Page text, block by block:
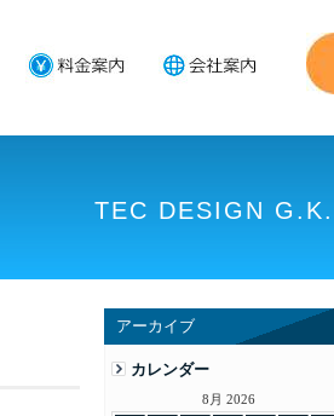
TEC DESIGN G.K.
アーカイブ
カレンダー
8月 2026